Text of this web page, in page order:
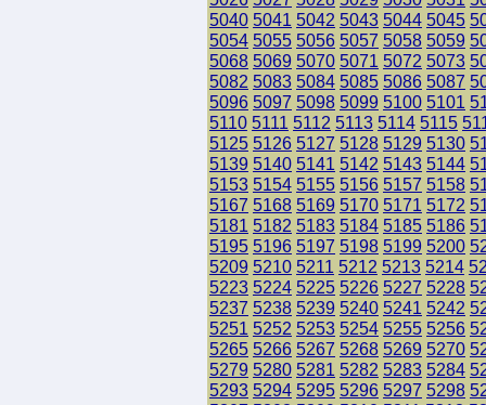
5040 5041 5042 5043 5044 5045
5054 5055 5056 5057 5058 5059
5068 5069 5070 5071 5072 5073
5082 5083 5084 5085 5086 5087
5096 5097 5098 5099 5100 5101
5110 5111 5112 5113 5114 5115
5125 5126 5127 5128 5129 5130
5139 5140 5141 5142 5143 5144
5153 5154 5155 5156 5157 5158
5167 5168 5169 5170 5171 5172
5181 5182 5183 5184 5185 5186
5195 5196 5197 5198 5199 5200
5209 5210 5211 5212 5213 5214
5223 5224 5225 5226 5227 5228
5237 5238 5239 5240 5241 5242
5251 5252 5253 5254 5255 5256
5265 5266 5267 5268 5269 5270
5279 5280 5281 5282 5283 5284
5293 5294 5295 5296 5297 5298